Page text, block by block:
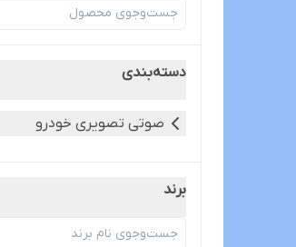
دسته‌بندی
صوتی تصویری خودرو
برند